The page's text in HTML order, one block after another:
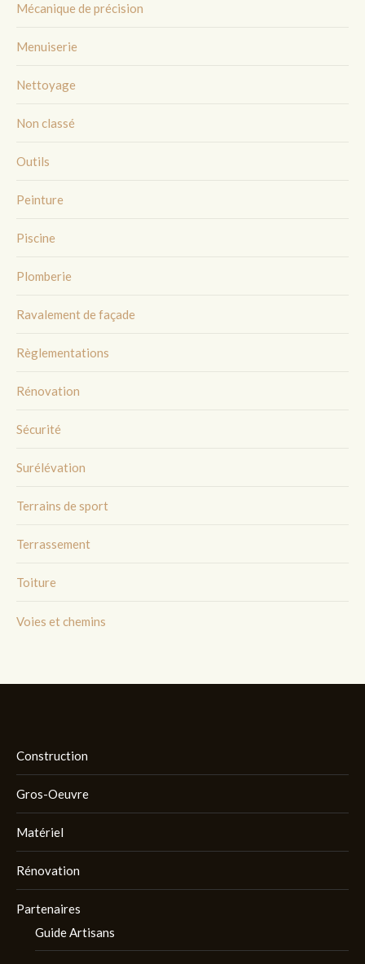
Mécanique de précision
Menuiserie
Nettoyage
Non classé
Outils
Peinture
Piscine
Plomberie
Ravalement de façade
Règlementations
Rénovation
Sécurité
Surélévation
Terrains de sport
Terrassement
Toiture
Voies et chemins
Construction
Gros-Oeuvre
Matériel
Rénovation
Partenaires
Guide Artisans